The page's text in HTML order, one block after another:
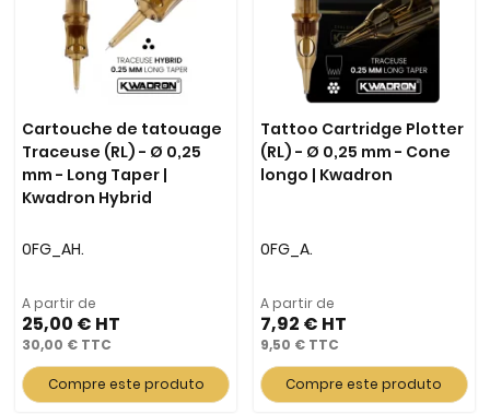
Cartouche de tatouage
Traceuse (RL) - Ø 0,25
mm - Long Taper |
Kwadron Hybrid
0FG_AH.
A partir de
25,00 €
30,00 €
Compre este produto
Tattoo Cartridge Plotter
(RL) - Ø 0,25 mm - Cone
longo | Kwadron
0FG_A.
A partir de
7,92 €
9,50 €
Compre este produto